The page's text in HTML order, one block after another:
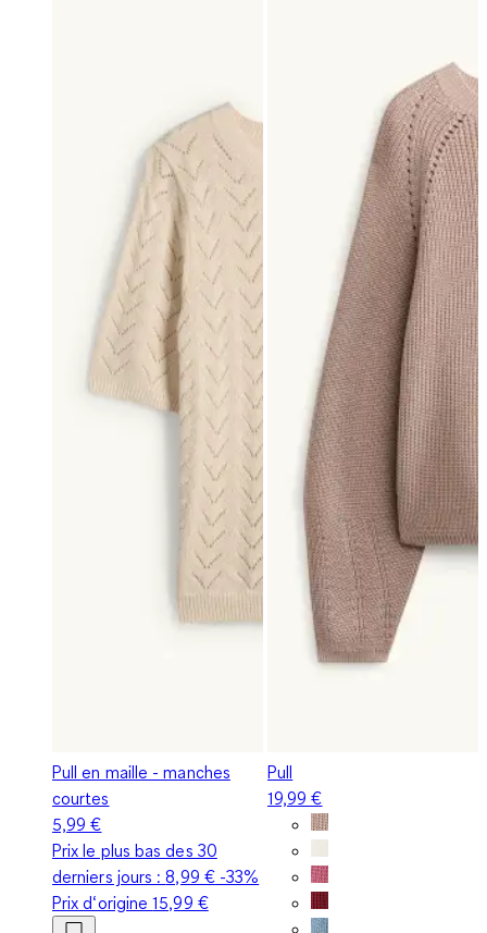
Pull en maille - manches
courtes
5,99 €
Prix le plus bas des 30
derniers jours :8,99 €-33%
Prix d‘origine15,99 €
Pull
19,99 €